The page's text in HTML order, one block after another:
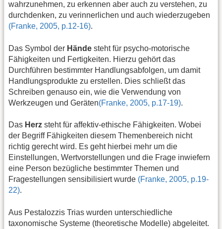
wahrzunehmen, zu erkennen aber auch zu verstehen, zu
durchdenken, zu verinnerlichen und auch wiederzugeben
(Franke, 2005, p.12-16).
Das Symbol der Hände steht für psycho-motorische
Fähigkeiten und Fertigkeiten. Hierzu gehört das
Durchführen bestimmter Handlungsabfolgen, um damit
Handlungsprodukte zu erstellen. Dies schließt das
Schreiben genauso ein, wie die Verwendung von
Werkzeugen und Geräten(Franke, 2005, p.17-19).
Das Herz steht für affektiv-ethische Fähigkeiten. Wobei
der Begriff Fähigkeiten diesem Themenbereich nicht
richtig gerecht wird. Es geht hierbei mehr um die
Einstellungen, Wertvorstellungen und die Frage inwiefern
eine Person bezügliche bestimmter Themen und
Fragestellungen sensibilisiert wurde (Franke, 2005, p.19-
22).
Aus Pestalozzis Trias wurden unterschiedliche
taxonomische Systeme (theoretische Modelle) abgeleitet.